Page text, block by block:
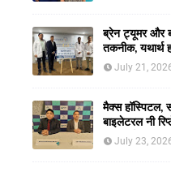
ब्रेन ट्यूमर और
तकनीक, यथार्थ
July 21,
मैक्स हॉस्पिटल,
बाइलेटरल नी
मिली नई
July 23,